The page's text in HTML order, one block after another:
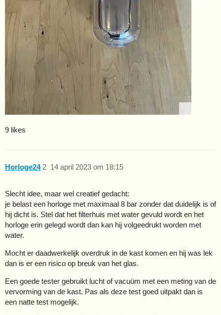
9 likes
Horloge24 14 april 2023 om 18:15
2
Slecht idee, maar wel creatief gedacht:
je belast een horloge met maximaal 8 bar zonder dat duidelijk is of
hij dicht is. Stel dat het filterhuis met water gevuld wordt en het
horloge erin gelegd wordt dan kan hij volgeedrukt worden met
water.
Mocht er daadwerkelijk overdruk in de kast komen en hij was lek
dan is er een risico op breuk van het glas.
Een goede tester gebruikt lucht of vacuüm met een meting van de
vervorming van de kast. Pas als deze test goed uitpakt dan is
een natte test mogelijk.